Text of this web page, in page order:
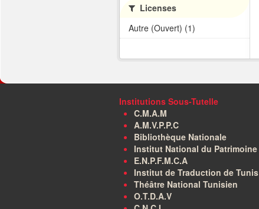
Licenses
Autre (Ouvert) (1)
Institutions Sous-Tutelle
C.M.A.M
A.M.V.P.P.C
Bibliothèque Nationale
Institut National du Patrimoine
E.N.P.F.M.C.A
Institut de Traduction de Tunis
Théâtre National Tunisien
O.T.D.A.V